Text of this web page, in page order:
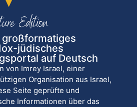
großformatiges
jüdisches
auf Deutsch
von Imrey Israel, einer
Organisation aus Israel,
Seite geprüfte und
Informationen über das